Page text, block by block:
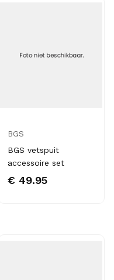
BGS
BGS vetspuit
accessoire set
€ 49.95